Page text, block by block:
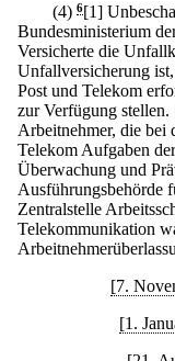
(4) 6[1]
Bundesministerium
Versicherte die
Unfallversicherung
Post und Telekom
zur Verfügung stellen.
Arbeitnehmer, die bei
Telekom Aufgaben
Überwachung und
Ausführungsbehörde
Zentralstelle
Telekommunikation
[7.
[1.